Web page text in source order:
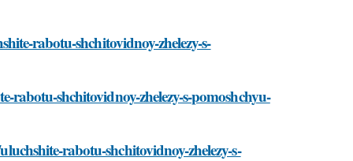
rabotu-shchitovidnoy-zhelezy-s-
rabotu-shchitovidnoy-zhelezy-s-pomoshchyu-
rabotu-shchitovidnoy-zhelezy-s-